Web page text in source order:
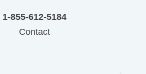
1-855-612-5184
Contact